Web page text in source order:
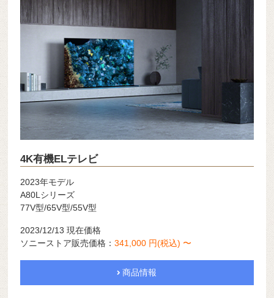
4K有機ELテレビ
2023年モデル
A80Lシリーズ
77V型/65V型/55V型
2023/12/13 現在価格
ソニーストア販売価格：341,000 円(税込) 〜
商品情報